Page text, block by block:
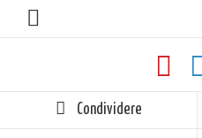
Condividere